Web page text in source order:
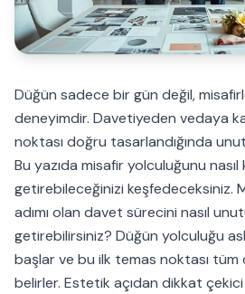
Düğün sadece bir gün değil,
deneyimdir. Davetiyeden vedaya
noktası doğru tasarlandığında
Bu yazıda misafir yolculuğunu
getirebileceğinizi keşfedeceksiniz.
adımı olan davet sürecini nasıl
getirebilirsiniz? Düğün yolculuğu
başlar ve bu ilk temas noktası
belirler. Estetik açıdan dikkat